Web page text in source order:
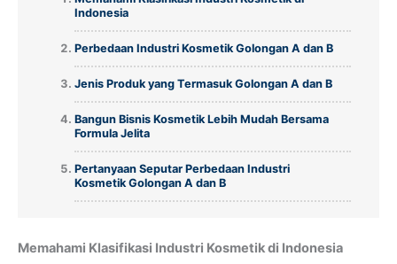
Indonesia
Perbedaan Industri Kosmetik Golongan A dan B
Jenis Produk yang Termasuk Golongan A dan B
Bangun Bisnis Kosmetik Lebih Mudah Bersama
Formula Jelita
Pertanyaan Seputar Perbedaan Industri
Kosmetik Golongan A dan B
Memahami Klasifikasi Industri Kosmetik di Indonesia